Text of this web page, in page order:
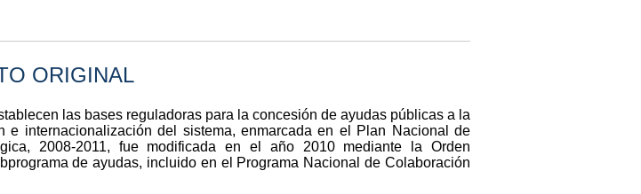
ORIGINAL
las bases reguladoras para la concesión de ayudas públicas a la
internacionalización del sistema, enmarcada en el Plan Nacional de
2008-2011, fue modificada en el año 2010 mediante la Orden
de ayudas, incluido en el Programa Nacional de Colaboración